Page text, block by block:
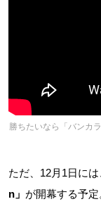
勝ちたいなら「バンカ
ただ、12月1日に
n」 が開幕する予